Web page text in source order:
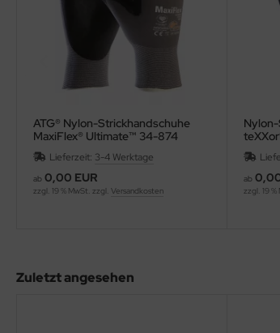
ATG® Nylon-Strickhandschuhe
MaxiFlex® Ultimate™ 34-874
Lieferzeit: 3-4 Werktage
ab 0,00 EUR
zzgl. 19 % MwSt. zzgl. Versandkosten
ab
zzgl. 19
Zuletzt angesehen